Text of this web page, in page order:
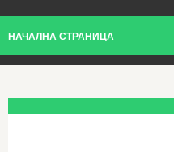
НАЧАЛНА СТРАНИЦА